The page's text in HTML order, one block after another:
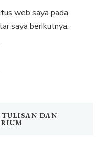
web saya pada
saya berikutnya.
DAN